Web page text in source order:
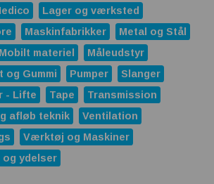
Lager og værksted
Maskinfabrikker
Metal og Stål
Mobilt materiel
Måleudstyr
og Gummi Pumper
Slanger
- Lifte
Tape
Transmission
afløb teknik
Ventilation
Værktøj og Maskiner
ydelser